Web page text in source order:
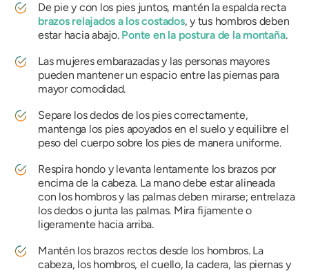
De pie y con los pies juntos, mantén la espalda recta
brazos relajados a los costados, y tus hombros deben
estar hacia abajo. Ponte en la postura de la montaña.
Las mujeres embarazadas y las personas mayores
pueden mantener un espacio entre las piernas para
mayor comodidad.
Separe los dedos de los pies correctamente,
mantenga los pies apoyados en el suelo y equilibre el
peso del cuerpo sobre los pies de manera uniforme.
Respira hondo y levanta lentamente los brazos por
encima de la cabeza. La mano debe estar alineada
con los hombros y las palmas deben mirarse; entrelaza
los dedos o junta las palmas. Mira fijamente o
ligeramente hacia arriba.
Mantén los brazos rectos desde los hombros. La
cabeza, los hombros, el cuello, la cadera, las piernas y